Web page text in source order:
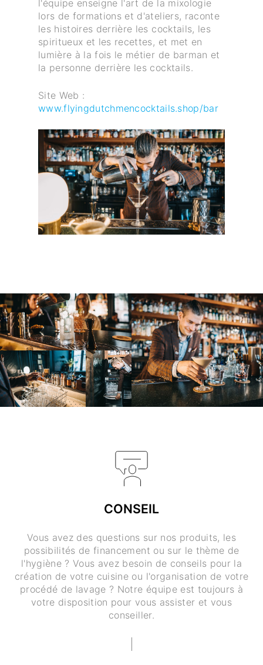
l'équipe enseigne l'art de la mixologie
lors de formations et d'ateliers, raconte
les histoires derrière les cocktails, les
spiritueux et les recettes, et met en
lumière à la fois le métier de barman et
la personne derrière les cocktails.
Site Web :
www.flyingdutchmencocktails.shop/bar
CONSEIL
Vous avez des questions sur nos produits, les
possibilités de financement ou sur le thème de
l'hygiène ? Vous avez besoin de conseils pour la
création de votre cuisine ou l'organisation de votre
procédé de lavage ? Notre équipe est toujours à
votre disposition pour vous assister et vous
conseiller.